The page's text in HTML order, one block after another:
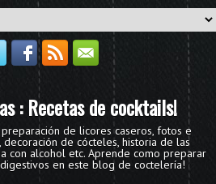
: Recetas de cocktails!
preparación de licores caseros, fotos e
de cócteles, historia de las
con alcohol etc. Aprende como preparar
en este blog de coctelería!